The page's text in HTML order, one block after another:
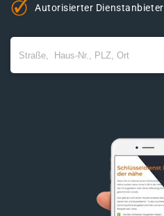
Autorisierter Dienstanbieter